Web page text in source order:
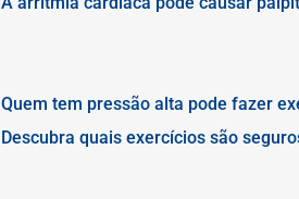
Quem tem pressão alta pode fazer
Descubra quais exercícios são